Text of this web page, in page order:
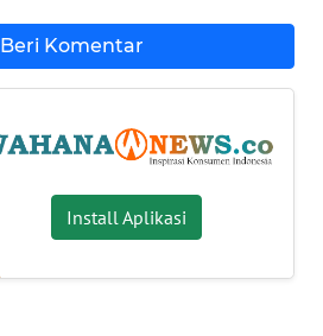
Beri Komentar
Install Aplikasi